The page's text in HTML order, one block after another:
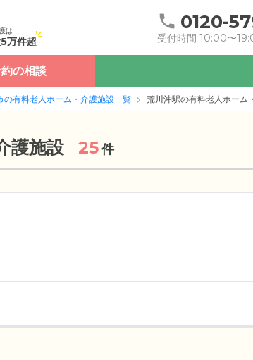
は
万件超
0120-
受付時間 10:00〜
の相談
の有料老人ホーム・介護施設一覧 荒川沖駅の有料老人ホーム
護施設 25件